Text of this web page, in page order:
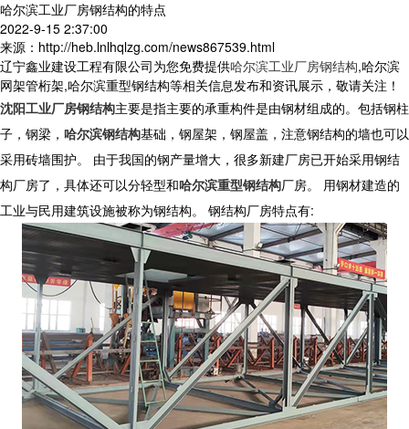
哈尔滨工业厂房钢结构的特点
2022-9-15 2:37:00
来源：http://heb.lnlhqlzg.com/news867539.html
辽宁鑫业建设工程有限公司为您免费提供哈尔滨工业厂房钢结构,哈尔滨
网架管桁架,哈尔滨重型钢结构等相关信息发布和资讯展示，敬请关注！
沈阳工业厂房钢结构主要是指主要的承重构件是由钢材组成的。包括钢柱
子，钢梁， 哈尔滨钢结构基础，钢屋架，钢屋盖，注意钢结构的墙也可以
采用砖墙围护。 由于我国的钢产量增大，很多新建厂房已开始采用钢结
构厂房了，具体还可以分轻型和哈尔滨重型钢结构厂房。 用钢材建造的
工业与民用建筑设施被称为钢结构。 钢结构厂房特点有: